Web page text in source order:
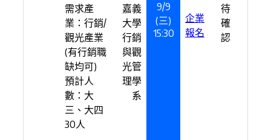
需求產
業：行銷/
觀光產業
(有行銷職
缺均可)
預計人
數：大
三、大四
30人
嘉義
大學
行銷
與觀
光管
理學
系
9/9
(三)
15:30
企業
報名
待
確
認